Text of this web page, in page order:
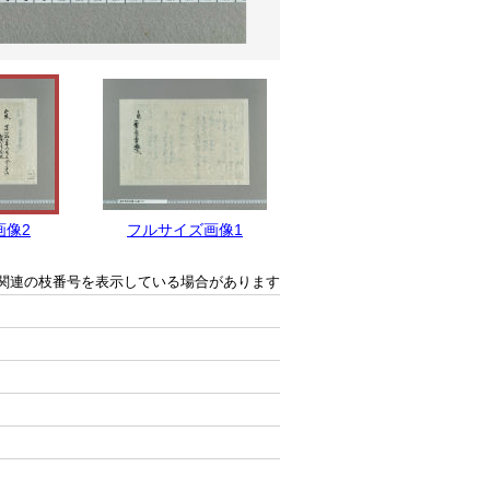
像2 フルサイズ画像1
連の枝番号を表示している場合があります